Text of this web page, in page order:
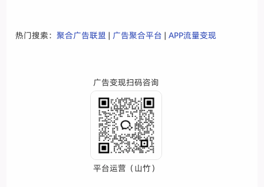
热门搜索：聚合广告联盟 |广告聚合平台 |APP流量变现
广告变现扫码咨询
平台运营（山竹）